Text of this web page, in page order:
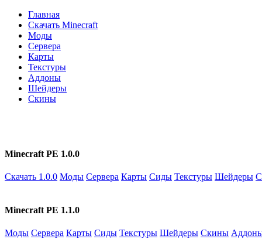
Главная
Скачать Minecraft
Моды
Сервера
Карты
Текстуры
Аддоны
Шейдеры
Скины
Minecraft PE 1.0.0
Скачать 1.0.0 Моды Сервера Карты Сиды Текстуры Шейдеры
Minecraft PE 1.1.0
Моды Сервера Карты Сиды Текстуры Шейдеры Скины